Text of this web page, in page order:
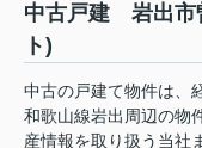
中古戸建 岩出市
ト)
中古の戸建て物件は、
和歌山線岩出周辺の物
産情報を取り扱う当社